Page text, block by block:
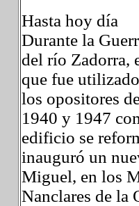
Hasta hoy día
Durante la
del río Zadorra,
que fue
los opositores
1940 y 1947
edificio se
inauguró un
Miguel, en los
Nanclares de la